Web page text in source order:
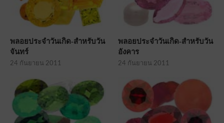
พลอยประจำวันเกิด-สำหรับวัน
จันทร์
24 กันยายน 2011
พลอยประจำวันเกิด-สำหรับวัน
อังคาร
24 กันยายน 2011